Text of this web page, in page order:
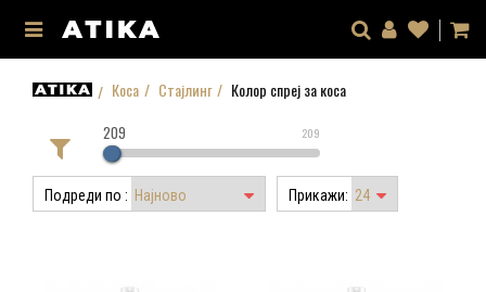
Коса Стајлинг Колор спреј за коса
209
209
Подреди по : Прикажи: